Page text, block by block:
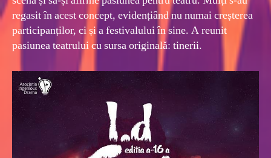
regasit în acest concept, evidențiând nu numai creșterea
participanților, ci și a festivalului în sine. A reunit
pasiunea teatrului cu sursa originală: tinerii.